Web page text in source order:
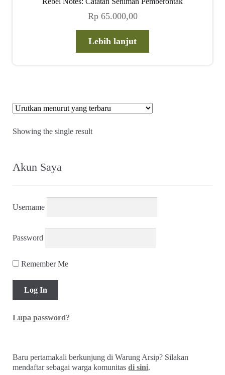
Rp65.000,00
Lebih lanjut
Showing the single result
Akun Saya
Username
Password
Remember Me
Lupa password?
Baru pertamakali berkunjung di Warung Arsip? Silakan
mendaftar sebagai warga komunitasdi sini.